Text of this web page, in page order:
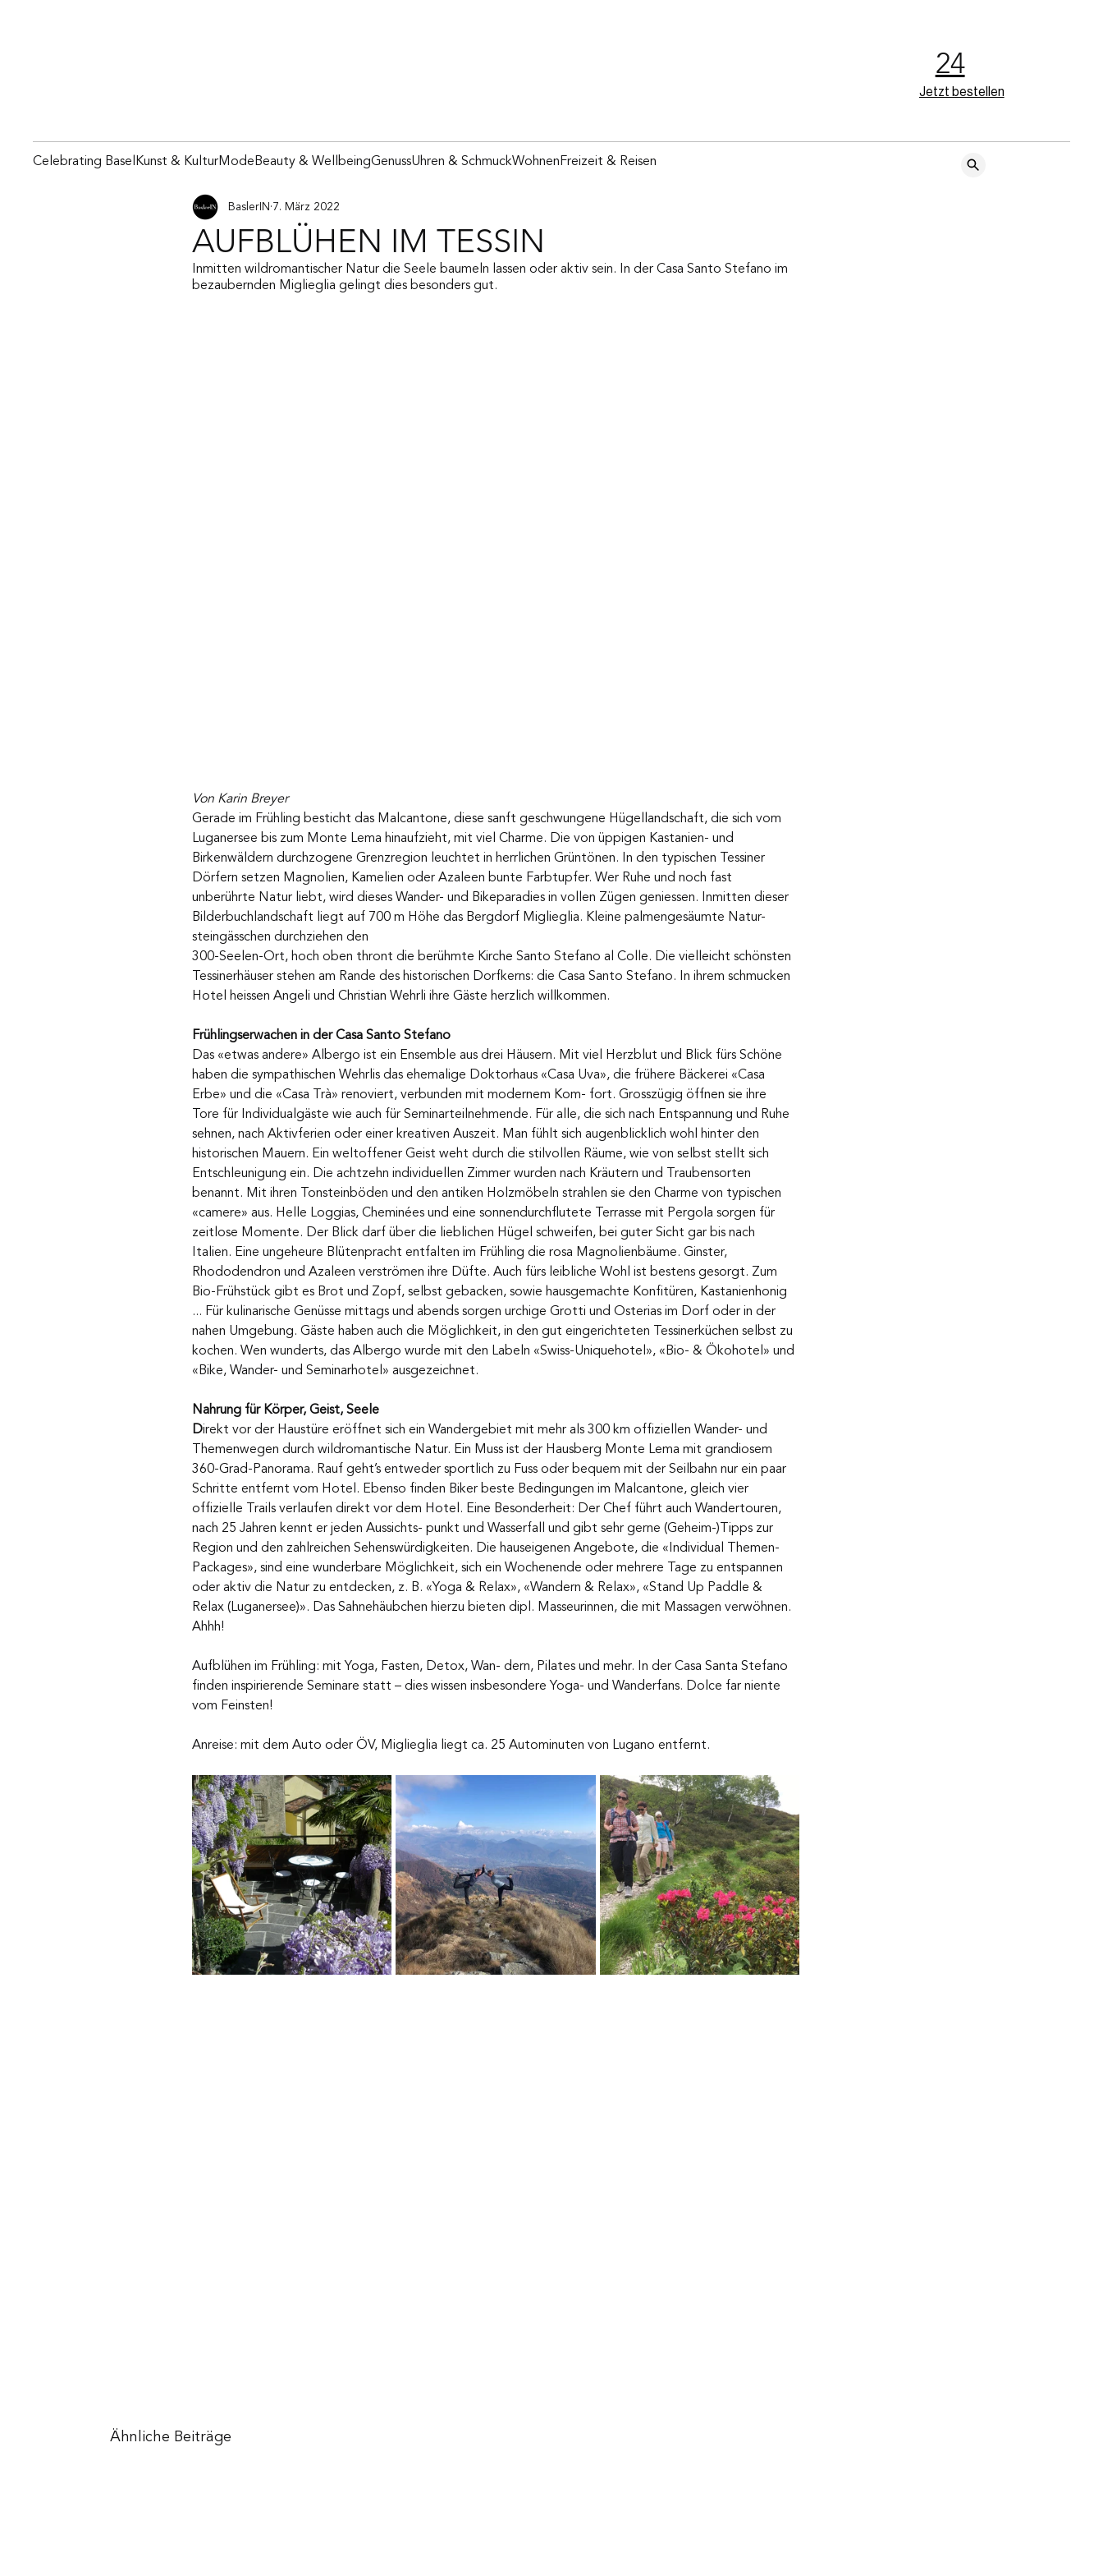
Celebrating BaselKunst & KulturModeBeauty & WellbeingGenussUhren & SchmuckWohnenFreizeit & Reisen
24
Jetzt bestellen
AUFBLÜHEN IM TESSIN
BaslerIN 7. März 2022
Inmitten wildromantischer Natur die Seele baumeln lassen oder aktiv sein. In der Casa Santo Stefano im
bezaubernden Miglieglia gelingt dies besonders gut.
Von Karin Breyer
Gerade im Frühling besticht das Malcantone, diese sanft geschwungene Hügellandschaft, die sich vom
Luganersee bis zum Monte Lema hinaufzieht, mit viel Charme. Die von üppigen Kastanien- und
Birkenwäldern durchzogene Grenzregion leuchtet in herrlichen Grüntönen. In den typischen Tessiner
Dörfern setzen Magnolien, Kamelien oder Azaleen bunte Farbtupfer. Wer Ruhe und noch fast
unberührte Natur liebt, wird dieses Wander- und Bikeparadies in vollen Zügen geniessen. Inmitten dieser
Bilderbuchlandschaft liegt auf 700 m Höhe das Bergdorf Miglieglia. Kleine palmengesäumte Natur-
steingässchen durchziehen den
300-Seelen-Ort, hoch oben thront die berühmte Kirche Santo Stefano al Colle. Die vielleicht schönsten
Tessinerhäuser stehen am Rande des historischen Dorfkerns: die Casa Santo Stefano. In ihrem schmucken
Hotel heissen Angeli und Christian Wehrli ihre Gäste herzlich willkommen.
Frühlingserwachen in der Casa Santo Stefano
Das «etwas andere» Albergo ist ein Ensemble aus drei Häusern. Mit viel Herzblut und Blick fürs Schöne
haben die sympathischen Wehrlis das ehemalige Doktorhaus «Casa Uva», die frühere Bäckerei «Casa
Erbe» und die «Casa Trà» renoviert, verbunden mit modernem Kom- fort. Grosszügig öffnen sie ihre
Tore für Individualgäste wie auch für Seminarteilnehmende. Für alle, die sich nach Entspannung und Ruhe
sehnen, nach Aktivferien oder einer kreativen Auszeit. Man fühlt sich augenblicklich wohl hinter den
historischen Mauern. Ein weltoffener Geist weht durch die stilvollen Räume, wie von selbst stellt sich
Entschleunigung ein. Die achtzehn individuellen Zimmer wurden nach Kräutern und Traubensorten
benannt. Mit ihren Tonsteinböden und den antiken Holzmöbeln strahlen sie den Charme von typischen
«camere» aus. Helle Loggias, Cheminées und eine sonnendurchflutete Terrasse mit Pergola sorgen für
zeitlose Momente. Der Blick darf über die lieblichen Hügel schweifen, bei guter Sicht gar bis nach
Italien. Eine ungeheure Blütenpracht entfalten im Frühling die rosa Magnolienbäume. Ginster,
Rhododendron und Azaleen verströmen ihre Düfte. Auch fürs leibliche Wohl ist bestens gesorgt. Zum
Bio-Frühstück gibt es Brot und Zopf, selbst gebacken, sowie hausgemachte Konfitüren, Kastanienhonig
... Für kulinarische Genüsse mittags und abends sorgen urchige Grotti und Osterias im Dorf oder in der
nahen Umgebung. Gäste haben auch die Möglichkeit, in den gut eingerichteten Tessinerküchen selbst zu
kochen. Wen wunderts, das Albergo wurde mit den Labeln «Swiss-Uniquehotel», «Bio- & Ökohotel» und
«Bike, Wander- und Seminarhotel» ausgezeichnet.
Nahrung für Körper, Geist, Seele
Direkt vor der Haustüre eröffnet sich ein Wandergebiet mit mehr als 300 km offiziellen Wander- und
Themenwegen durch wildromantische Natur. Ein Muss ist der Hausberg Monte Lema mit grandiosem
360-Grad-Panorama. Rauf geht’s entweder sportlich zu Fuss oder bequem mit der Seilbahn nur ein paar
Schritte entfernt vom Hotel. Ebenso finden Biker beste Bedingungen im Malcantone, gleich vier
offizielle Trails verlaufen direkt vor dem Hotel. Eine Besonderheit: Der Chef führt auch Wandertouren,
nach 25 Jahren kennt er jeden Aussichts- punkt und Wasserfall und gibt sehr gerne (Geheim-)Tipps zur
Region und den zahlreichen Sehenswürdigkeiten. Die hauseigenen Angebote, die «Individual Themen-
Packages», sind eine wunderbare Möglichkeit, sich ein Wochenende oder mehrere Tage zu entspannen
oder aktiv die Natur zu entdecken, z. B. «Yoga & Relax», «Wandern & Relax», «Stand Up Paddle &
Relax (Luganersee)». Das Sahnehäubchen hierzu bieten dipl. Masseurinnen, die mit Massagen verwöhnen.
Ahhh!
Aufblühen im Frühling: mit Yoga, Fasten, Detox, Wan- dern, Pilates und mehr. In der Casa Santa Stefano
finden inspirierende Seminare statt – dies wissen insbesondere Yoga- und Wanderfans. Dolce far niente
vom Feinsten!
Anreise: mit dem Auto oder ÖV, Miglieglia liegt ca. 25 Autominuten von Lugano entfernt.
Ähnliche Beiträge